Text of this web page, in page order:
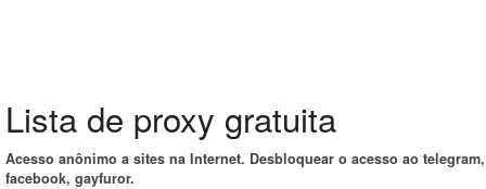
Lista de proxy gratuita
Acesso anônimo a sites na Internet. Desbloquear o acesso ao
facebook, gayfuror.